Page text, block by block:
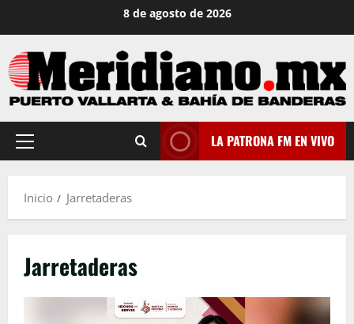
contenido
8 de agosto de 2026
Menú
LA PATRONA FM EN VIVO
Inicio Jarretaderas
Jarretaderas